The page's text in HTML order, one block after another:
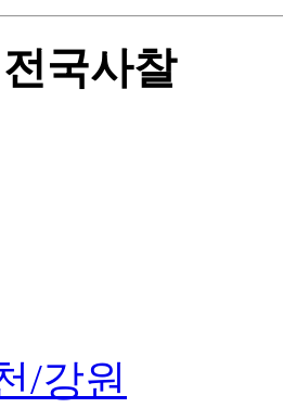
전국사찰
/강원